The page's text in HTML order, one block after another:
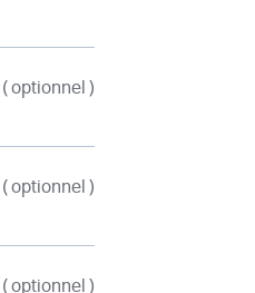
( optionnel )
( optionnel )
( optionnel )